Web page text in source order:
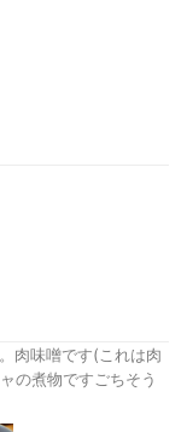
肉味噌です(これは肉
の煮物ですごちそう